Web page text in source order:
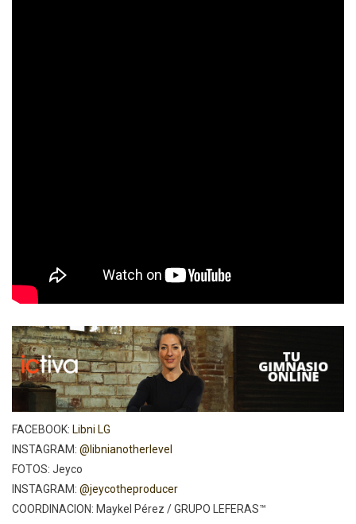
FACEBOOK: Libni LG
INSTAGRAM: @libnianotherlevel
FOTOS: Jeyco
INSTAGRAM: @jeycotheproducer
COORDINACION: Maykel Pérez / GRUPO LEFERAS™